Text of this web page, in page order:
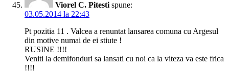
Viorel C. Pitesti spune:
03.05.2014 la 22:43
Pt pozitia 11 . Valcea a renuntat lansarea comuna cu Argesul
din motive numai de ei stiute !
RUSINE !!!!
Veniti la demifonduri sa lansati cu noi ca la viteza va este frica
!!!!